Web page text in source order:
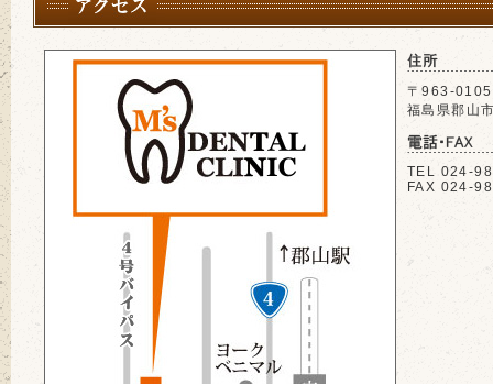
〒963-0105
福島県郡山
TEL 024-
FAX 024-